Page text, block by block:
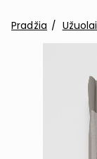
Pradžia